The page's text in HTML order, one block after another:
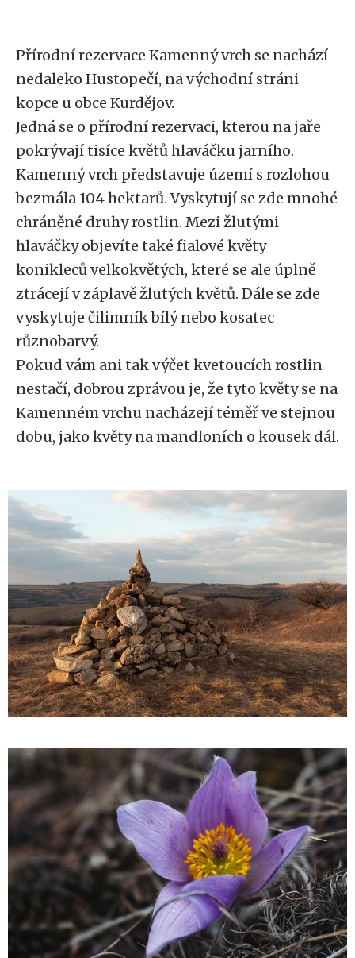
Přírodní rezervace Kamenný vrch se nachází
nedaleko Hustopečí, na východní stráni
kopce u obce Kurdějov.
Jedná se o přírodní rezervaci, kterou na jaře
pokrývají tisíce květů hlaváčku jarního.
Kamenný vrch představuje území s rozlohou
bezmála 104 hektarů. Vyskytují se zde mnohé
chráněné druhy rostlin. Mezi žlutými
hlaváčky objevíte také fialové květy
konikleců velkokvětých, které se ale úplně
ztrácejí v záplavě žlutých květů. Dále se zde
vyskytuje čilimník bílý nebo kosatec
různobarvý.
Pokud vám ani tak výčet kvetoucích rostlin
nestačí, dobrou zprávou je, že tyto květy se na
Kamenném vrchu nacházejí téměř ve stejnou
dobu, jako květy na mandloních o kousek dál.